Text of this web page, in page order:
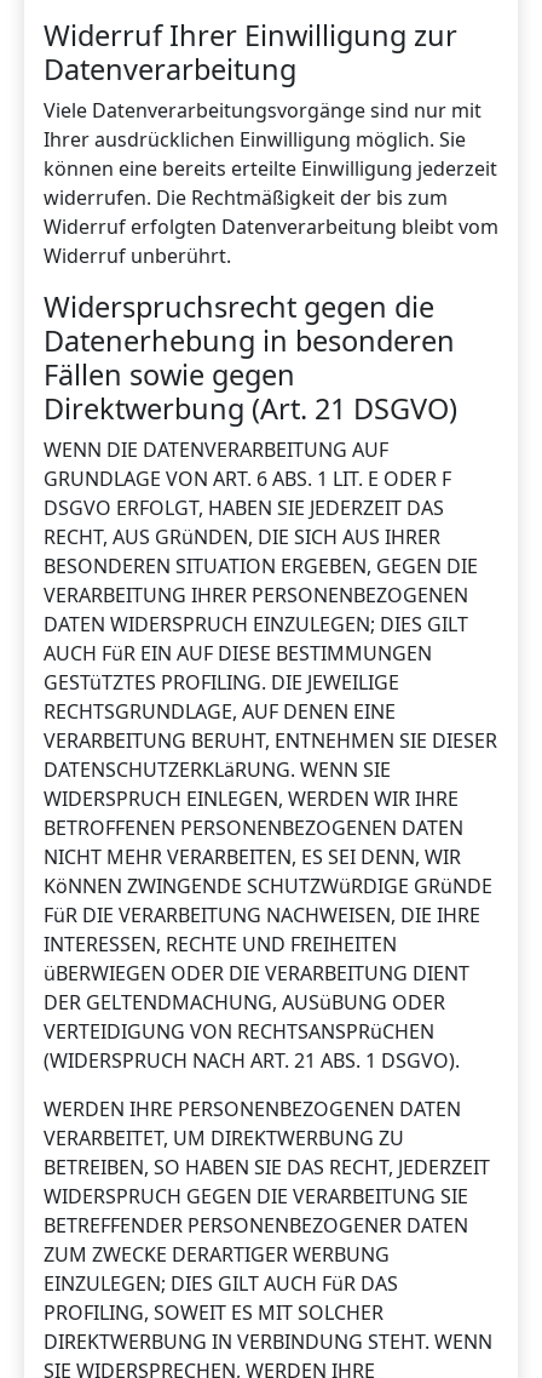
Widerruf Ihrer Einwilligung zur
Datenverarbeitung
Viele Datenverarbeitungsvorgänge sind nur mit
Ihrer ausdrücklichen Einwilligung möglich. Sie
können eine bereits erteilte Einwilligung jederzeit
widerrufen. Die Rechtmäßigkeit der bis zum
Widerruf erfolgten Datenverarbeitung bleibt vom
Widerruf unberührt.
Widerspruchsrecht gegen die
Datenerhebung in besonderen
Fällen sowie gegen
Direktwerbung (Art. 21 DSGVO)
WENN DIE DATENVERARBEITUNG AUF
GRUNDLAGE VON ART. 6 ABS. 1 LIT. E ODER F
DSGVO ERFOLGT, HABEN SIE JEDERZEIT DAS
RECHT, AUS GRüNDEN, DIE SICH AUS IHRER
BESONDEREN SITUATION ERGEBEN, GEGEN DIE
VERARBEITUNG IHRER PERSONENBEZOGENEN
DATEN WIDERSPRUCH EINZULEGEN; DIES GILT
AUCH FüR EIN AUF DIESE BESTIMMUNGEN
GESTüTZTES PROFILING. DIE JEWEILIGE
RECHTSGRUNDLAGE, AUF DENEN EINE
VERARBEITUNG BERUHT, ENTNEHMEN SIE DIESER
DATENSCHUTZERKLäRUNG. WENN SIE
WIDERSPRUCH EINLEGEN, WERDEN WIR IHRE
BETROFFENEN PERSONENBEZOGENEN DATEN
NICHT MEHR VERARBEITEN, ES SEI DENN, WIR
KöNNEN ZWINGENDE SCHUTZWüRDIGE GRüNDE
FüR DIE VERARBEITUNG NACHWEISEN, DIE IHRE
INTERESSEN, RECHTE UND FREIHEITEN
üBERWIEGEN ODER DIE VERARBEITUNG DIENT
DER GELTENDMACHUNG, AUSüBUNG ODER
VERTEIDIGUNG VON RECHTSANSPRüCHEN
(WIDERSPRUCH NACH ART. 21 ABS. 1 DSGVO).
WERDEN IHRE PERSONENBEZOGENEN DATEN
VERARBEITET, UM DIREKTWERBUNG ZU
BETREIBEN, SO HABEN SIE DAS RECHT, JEDERZEIT
WIDERSPRUCH GEGEN DIE VERARBEITUNG SIE
BETREFFENDER PERSONENBEZOGENER DATEN
ZUM ZWECKE DERARTIGER WERBUNG
EINZULEGEN; DIES GILT AUCH FüR DAS
PROFILING, SOWEIT ES MIT SOLCHER
DIREKTWERBUNG IN VERBINDUNG STEHT. WENN
SIE WIDERSPRECHEN, WERDEN IHRE